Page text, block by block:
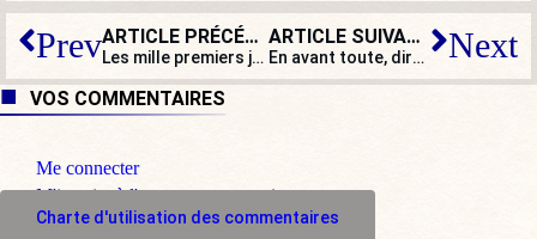
Prev ARTICLE PRÉCÉDENT
Les mille premiers jours de l’enfant : l’État-nounou, plus que jamais
ARTICLE SUIVANT
En avant toute, direction l’effondrement monétaire ! Next
VOS COMMENTAIRES
Me connecter
M'inscrire à l'espace commentaire
Charte d'utilisation des commentaires